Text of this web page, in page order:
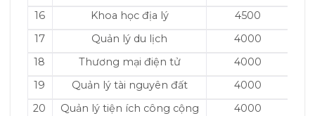
16 Khoa học địa lý
4500
17
Quản lý du lịch
4000
18
Thương mại điện tử
4000
19
Quản lý tài nguyên đất
4000
20
Quản lý tiện ích công cộng
4000